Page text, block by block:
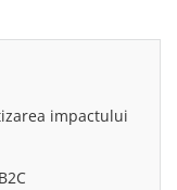
impactului